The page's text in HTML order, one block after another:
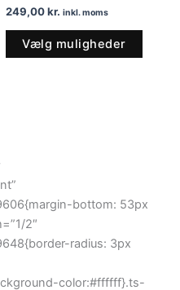
249,00kr. inkl. moms
Vælg muligheder
bottom: 53px
2″
radius: 3px
color:#ffffff}.ts-